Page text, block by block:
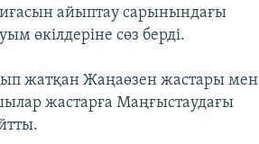
айыптау сарынындағы
өкілдеріне сөз берді.
жатқан Жаңаөзен жастары мен
жастарға Маңғыстаудағы